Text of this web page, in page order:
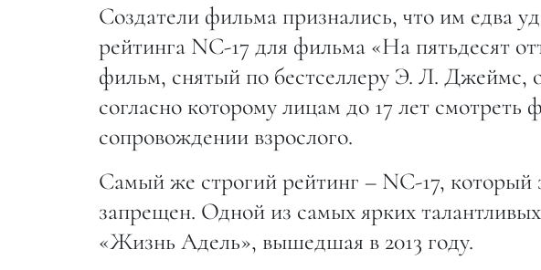
Создатели фильма признались, что им едва
рейтинга NC-17 для фильма «На пятьдесят
фильм, снятый по бестселлеру Э. Л. Джеймс,
согласно которому лицам до 17 лет
сопровождении взрослого.
Самый же строгий рейтинг – NC-17, который
запрещен. Одной из самых ярких
«Жизнь Адель», вышедшая в 2013 году.